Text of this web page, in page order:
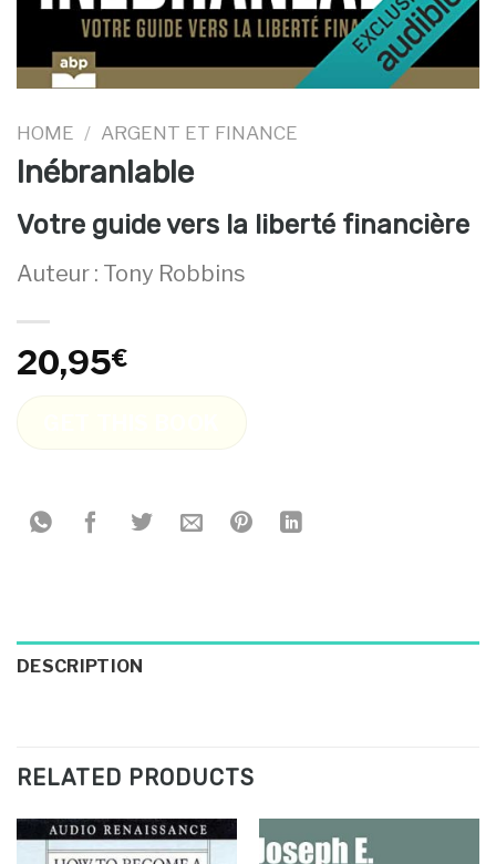
HOME / ARGENT ET FINANCE
Inébranlable
Votre guide vers la liberté financière
Auteur : Tony Robbins
20,95€
DESCRIPTION
RELATED PRODUCTS